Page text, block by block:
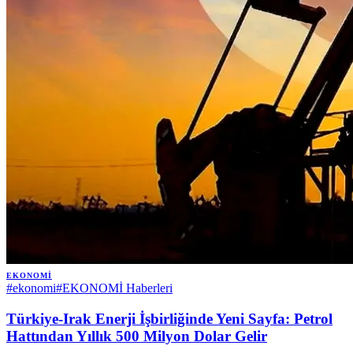
EKONOMI
#ekonomi#EKONOMİ Haberleri
Türkiye-Irak Enerji İşbirliğinde Yeni Sayfa: Petrol
Hattından Yıllık 500 Milyon Dolar Gelir